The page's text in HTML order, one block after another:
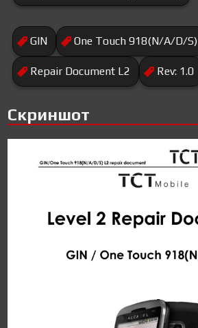
GIN One Touch 918(N/A/D/S)
Repair Document L2 Rev: 1.0
Скриншот